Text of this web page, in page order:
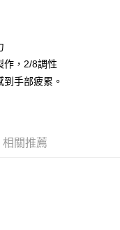
進項蒐集、處理及利用，
核對及更正。
userRule
請聯繫「AFTEE先享後付
support/home
先享後付」服務完成之交
失，本公司不負相關責
若發現惡意使用之情形，
）
作，2/8調性
手部疲累。
相關推薦